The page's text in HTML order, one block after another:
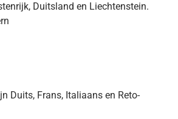
Duitsland en Liechtenstein.
Duits, Frans, Italiaans en Reto-